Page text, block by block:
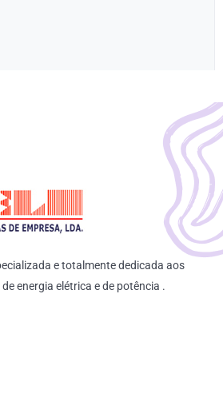
e totalmente dedicada aos
energia elétrica e de potência .